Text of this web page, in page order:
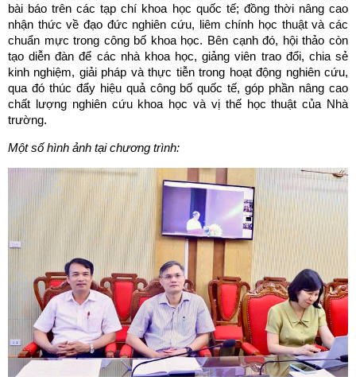
bài báo trên các tạp chí khoa học quốc tế; đồng thời nâng cao
nhận thức về đạo đức nghiên cứu, liêm chính học thuật và các
chuẩn mực trong công bố khoa học. Bên cạnh đó, hội thảo còn
tạo diễn đàn để các nhà khoa học, giảng viên trao đổi, chia sẻ
kinh nghiệm, giải pháp và thực tiễn trong hoạt động nghiên cứu,
qua đó thúc đẩy hiệu quả công bố quốc tế, góp phần nâng cao
chất lượng nghiên cứu khoa học và vị thế học thuật của Nhà
trường.
Một số hình ảnh tại chương trình: